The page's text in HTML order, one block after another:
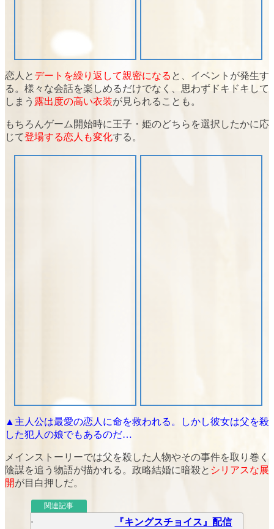
恋人と デートを繰り返して親密になる と、イベントが発生す
る。様々な会話を楽しめるだけでなく、思わずドキドキして
しまう 露出度の高い衣装が見られることも。
もちろんゲーム開始時に王子・姫のどちらを選択したかに応
じて登場する恋人も変化する。
▲主人公は最愛の恋人に命を救われる。しかし彼女は父を殺
した犯人の娘でもあるのだ…
メインストーリーでは父を殺した人物やその事件を取り巻く
陰謀を追う物語が描かれる。 政略結婚に暗殺と シリアスな展
開が目白押しだ。
関連記事
『キングスチョイス』配信